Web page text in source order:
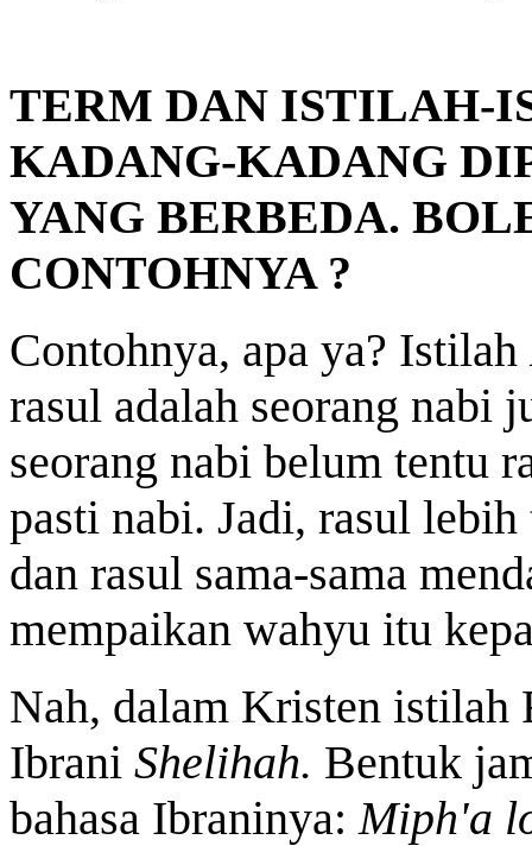
TERM DAN ISTILAH-
KADANG-KADANG
YANG BERBEDA.
CONTOHNYA ?
Contohnya, apa ya? Istilah
rasul adalah seorang nabi
seorang nabi belum tentu
pasti nabi. Jadi, rasul
dan rasul sama-sama
mempaikan wahyu itu
Nah, dalam Kristen istilah
Ibrani Shelihah. Bentuk
bahasa Ibraninya:Miph'a